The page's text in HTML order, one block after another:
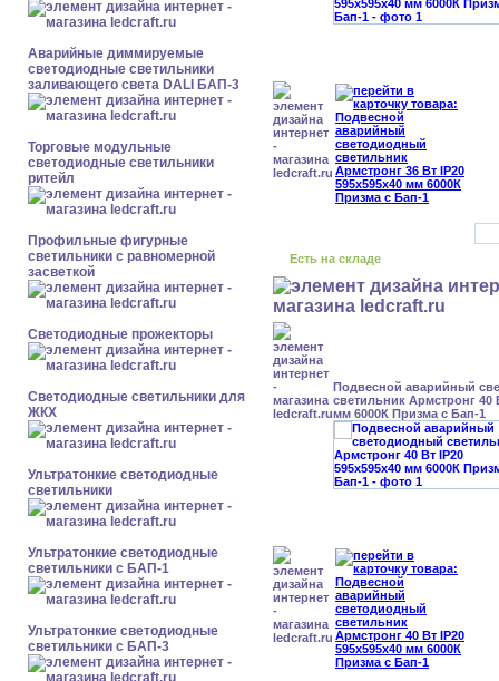
Аварийные диммируемые
светодиодные светильники
заливающего света DALI БАП-3
Торговые модульные
светодиодные светильники
ритейл
Профильные фигурные
светильники с равномерной
засветкой
Светодиодные прожекторы
Светодиодные светильники для
ЖКХ
Ультратонкие светодиодные
светильники
Ультратонкие светодиодные
светильники с БАП-1
Ультратонкие светодиодные
светильники с БАП-3
Есть на складе
Подвесной аварийный
светильник Армстронг 40
мм 6000К Призма с Бап-1